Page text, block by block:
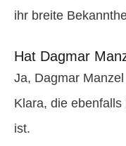
ihr breite
Hat Dagmar
Ja, Dagmar
Klara, die
ist.